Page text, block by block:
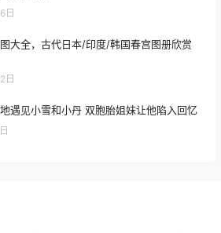
日
大全，古代日本/印度/韩国春宫图册欣赏
日
遇见小雪和小丹 双胞胎姐妹让他陷入回忆